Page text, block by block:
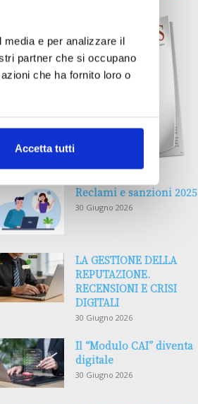
e per analizzare il
partner che si occupano
che ha fornito loro o
Accetta tutti
Reclami e sanzioni 2025
30 Giugno 2026
LA GESTIONE DELLA
REPUTAZIONE.
RECENSIONI E CRISI
DIGITALI
30 Giugno 2026
Il “Modulo CAI” diventa
digitale
30 Giugno 2026